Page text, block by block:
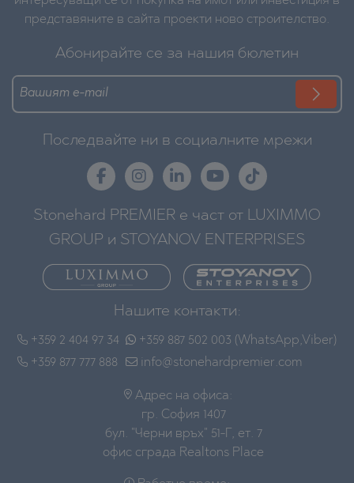
представяните в сайта проекти ново строителство.
Абонирайте се за нашия бюлетин
Последвайте ни в социалните мрежи
Stonehard PREMIER е част от LUXIMMO
GROUP и STOYANOV ENTERPRISES
Нашите контакти:
+359 2 404 97 34
+359 877 777 888
+359 887 502 003 (WhatsApp,Viber)
info@stonehardpremier.com
Адрес на офиса:
гр. София 1407
бул. "Черни връх" 51-Г, ет. 7
офис сграда Realtons Place